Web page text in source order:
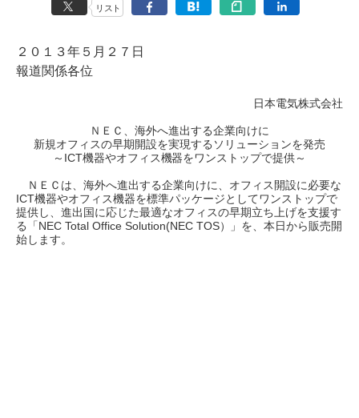
リスト
２０１３年５月２７日
報道関係各位
日本電気株式会社
ＮＥＣ、海外へ進出する企業向けに
新規オフィスの早期開設を実現するソリューションを発売
～ICT機器やオフィス機器をワンストップで提供～
ＮＥＣは、海外へ進出する企業向けに、オフィス開設に必要な
ICT機器やオフィス機器を標準パッケージとしてワンストップで
提供し、進出国に応じた最適なオフィスの早期立ち上げを支援す
る「NEC Total Office Solution(NEC TOS）」を、本日から販売開
始します。